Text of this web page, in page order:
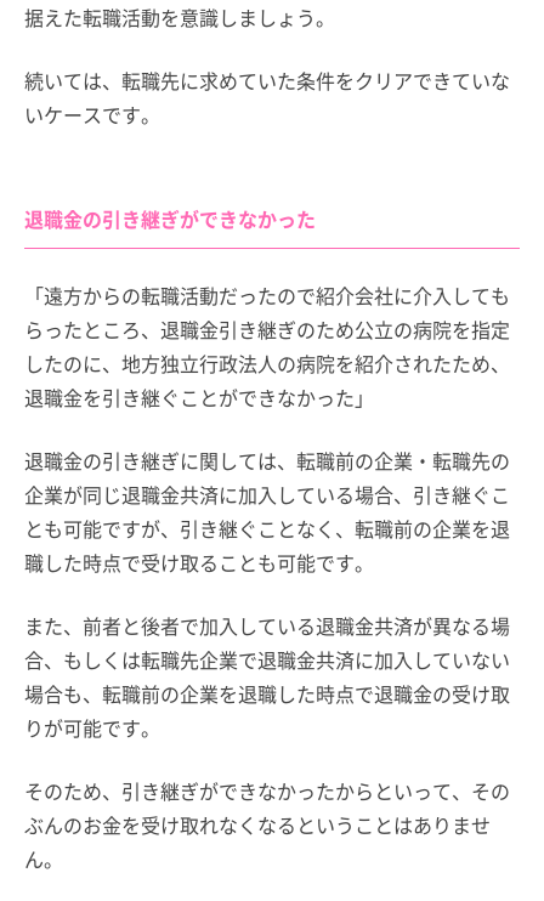
据えた転職活動を意識しましょう。
続いては、転職先に求めていた条件をクリアできていな
いケースです。
退職金の引き継ぎができなかった
「遠方からの転職活動だったので紹介会社に介入しても
らったところ、退職金引き継ぎのため公立の病院を指定
したのに、地方独立行政法人の病院を紹介されたため、
退職金を引き継ぐことができなかった」
退職金の引き継ぎに関しては、転職前の企業・転職先の
企業が同じ退職金共済に加入している場合、引き継ぐこ
とも可能ですが、引き継ぐことなく、転職前の企業を退
職した時点で受け取ることも可能です。
また、前者と後者で加入している退職金共済が異なる場
合、もしくは転職先企業で退職金共済に加入していない
場合も、転職前の企業を退職した時点で退職金の受け取
りが可能です。
そのため、引き継ぎができなかったからといって、その
ぶんのお金を受け取れなくなるということはありませ
ん。